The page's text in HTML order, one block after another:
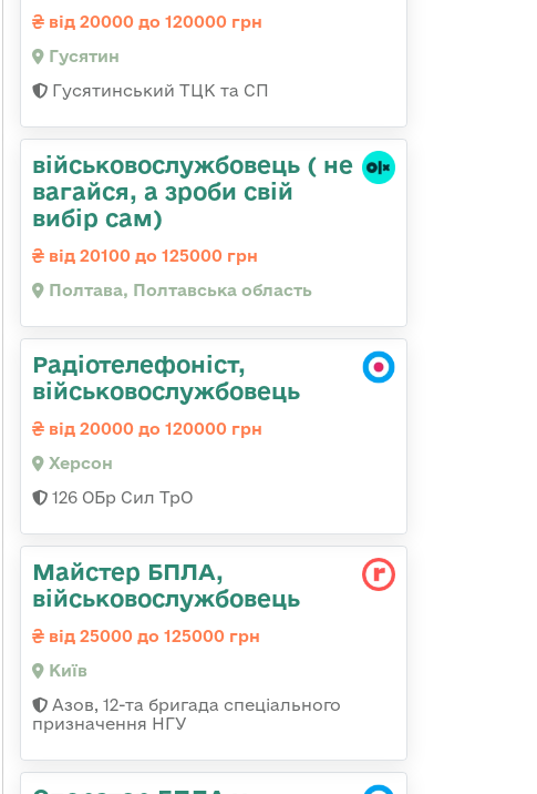
від 20000 до 120000 грн
Гусятин
Гусятинський ТЦК та СП
військовослужбовець ( не
вагайся, а зроби свій
вибір сам)
від 20100 до 125000 грн
Полтава, Полтавська область
Радіотелефоніст,
військовослужбовець
від 20000 до 120000 грн
Херсон
126 ОБр Сил ТрО
Майстер БПЛА,
військовослужбовець
від 25000 до 125000 грн
Київ
Азов, 12-та бригада спеціального
призначення НГУ